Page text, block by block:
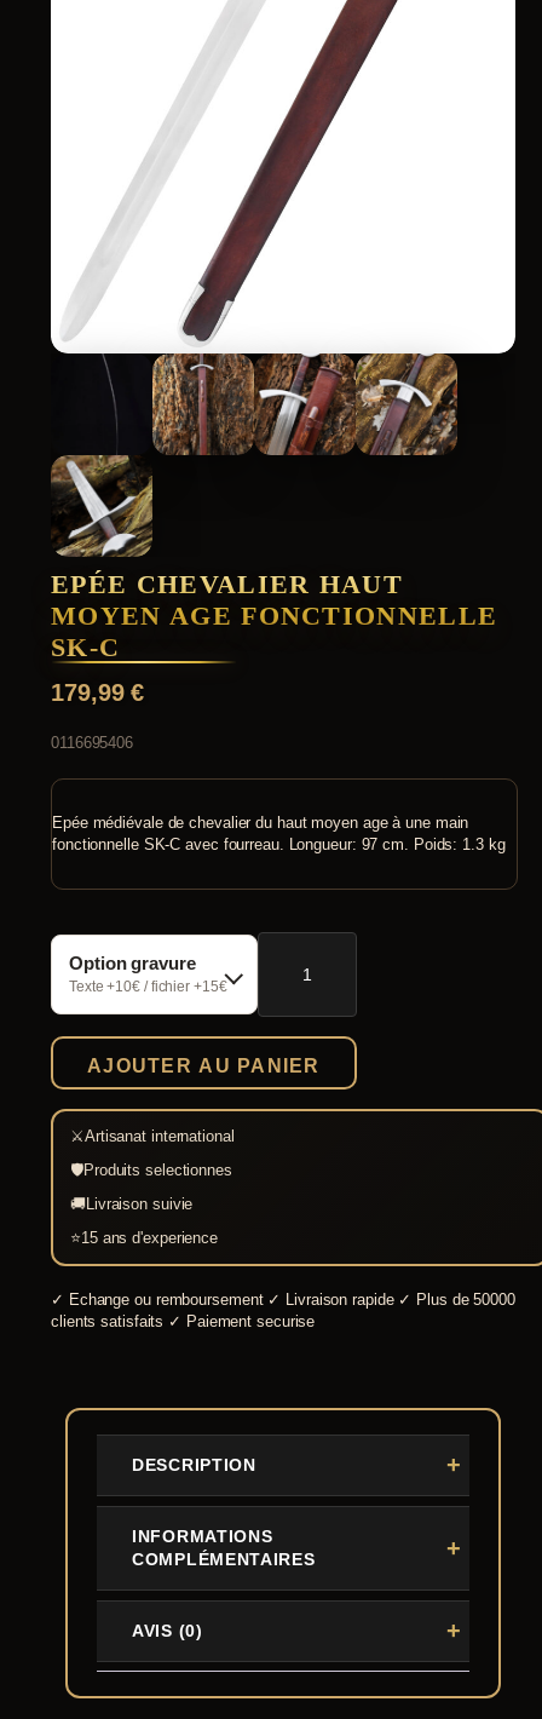
EPÉE CHEVALIER HAUT
MOYEN AGE FONCTIONNELLE
SK-C
179,99€
0116695406
Epée médiévale de chevalier du haut moyen age à une main
fonctionnelle SK-C avec fourreau. Longueur: 97 cm. Poids: 1.3 kg
Option gravure
Texte +10€ / fichier +15€
quantité
chevalier
age
fonctionnelle
SK-
AJOUTER AU PANIER
⚔Artisanat international
🛡Produits selectionnes
🚚Livraison suivie
⭐15 ans d'experience
✓ Echange ou remboursement ✓ Livraison rapide ✓ Plus de 50000
clients satisfaits ✓ Paiement securise
DESCRIPTION
INFORMATIONS
COMPLÉMENTAIRES
AVIS (0)